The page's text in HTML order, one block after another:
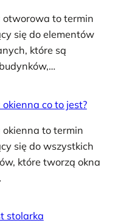
otworowa to termin
się do elementów
które są
co to jest?
okienna to termin
się do wszystkich
które tworzą okna
stolarka